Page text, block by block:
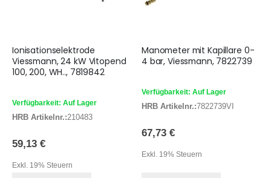
Ionisationselektrode
Viessmann, 24 kW Vitopend
100, 200, WH.., 7819842
Verfügbarkeit: Auf Lager
HRB Artikelnr.:210483
59,13 €
Exkl. 19% Steuern
Manometer mit Kapillare 0-
4 bar, Viessmann, 7822739
Verfügbarkeit: Auf Lager
HRB Artikelnr.:7822739VI
67,73 €
Exkl. 19% Steuern